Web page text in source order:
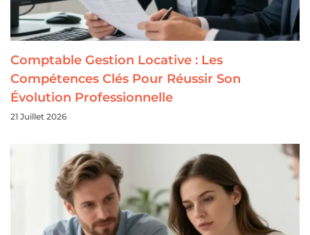
Comptable Gestion Locative : Les
Compétences Clés Pour Réussir Son
Évolution Professionnelle
21 Juillet 2026